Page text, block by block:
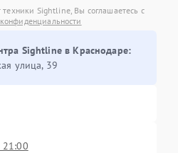
техники Sightline, Вы соглашаетесь с
Sightline в Краснодаре:
улица, 39
21:00